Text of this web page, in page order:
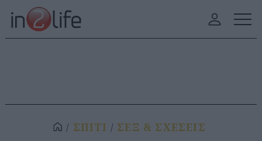
ΣΠΙΤΙ ΣΕΞ & ΣΧΕΣΕΙΣ